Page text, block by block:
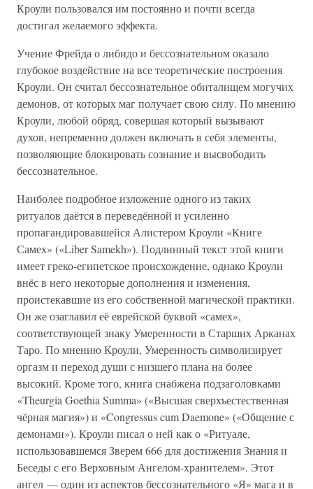
Кроули пользовался им постоянно и почти всегда
достигал желаемого эффекта.
Учение Фрейда о либидо и бессознательном оказало
глубокое воздействие на все теоретические построения
Кроули. Он считал бессознательное обиталищем могучих
демонов, от которых маг получает свою силу. По мнению
Кроули, любой обряд, совершая который вызывают
духов, непременно должен включать в себя элементы,
позволяющие блокировать сознание и высвободить
бессознательное.
Наиболее подробное изложение одного из таких
ритуалов даётся в переведённой и усиленно
пропагандировавшейся Алистером Кроули «Книге
Самех» («Liber Samekh»). Подлинный текст этой книги
имеет греко-египетское происхождение, однако Кроули
внёс в него некоторые дополнения и изменения,
проистекавшие из его собственной магической практики.
Он же озаглавил её еврейской буквой «самех»,
соответствующей знаку Умеренности в Старших Арканах
Таро. По мнению Кроули, Умеренность символизирует
оргазм и переход души с низшего плана на более
высокий. Кроме того, книга снабжена подзаголовками
«Theurgia Goethia Summa» («Высшая сверхъестественная
чёрная магия») и «Congressus cum Daemone» («Общение с
демонами»). Кроули писал о ней как о «Ритуале,
использовавшемся Зверем 666 для достижения Знания и
Беседы с его Верховным Ангелом-хранителем». Этот
ангел — один из аспектов бессознательного «Я» мага и в